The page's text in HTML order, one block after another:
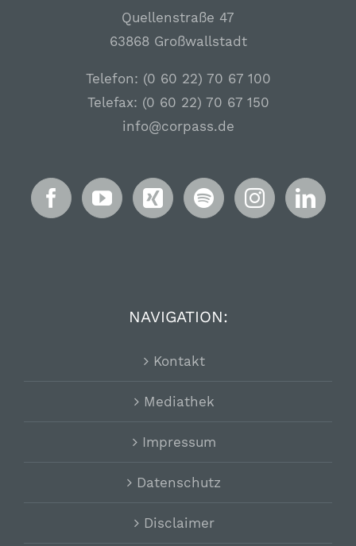
Quellenstraße 47
63868 Großwallstadt
Telefon: (0 60 22) 70 67 100
Telefax: (0 60 22) 70 67 150
info@corpass.de
NAVIGATION:
Kontakt
Mediathek
Impressum
Datenschutz
Disclaimer